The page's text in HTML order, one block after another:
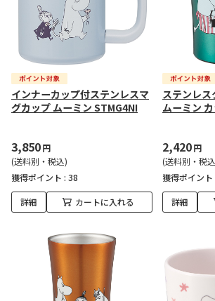
インナーカップ付ステンレスマ
グカップ ムーミン STMG4NI
3,850円
(送料別・税込)
獲得ポイント : 38
詳細 カートに入れる
ステンレ
ムーミン
2,420円
(送料別・税
獲得ポイント
詳細